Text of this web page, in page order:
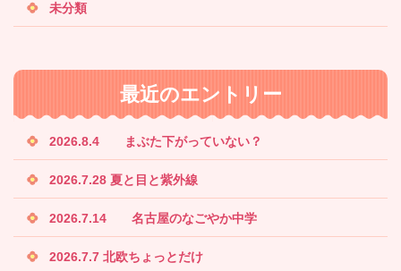
未分類
最近のエントリー
2026.8.4 まぶた下がっていない？
2026.7.28 夏と目と紫外線
2026.7.14 名古屋のなごやか中学
2026.7.7 北欧ちょっとだけ